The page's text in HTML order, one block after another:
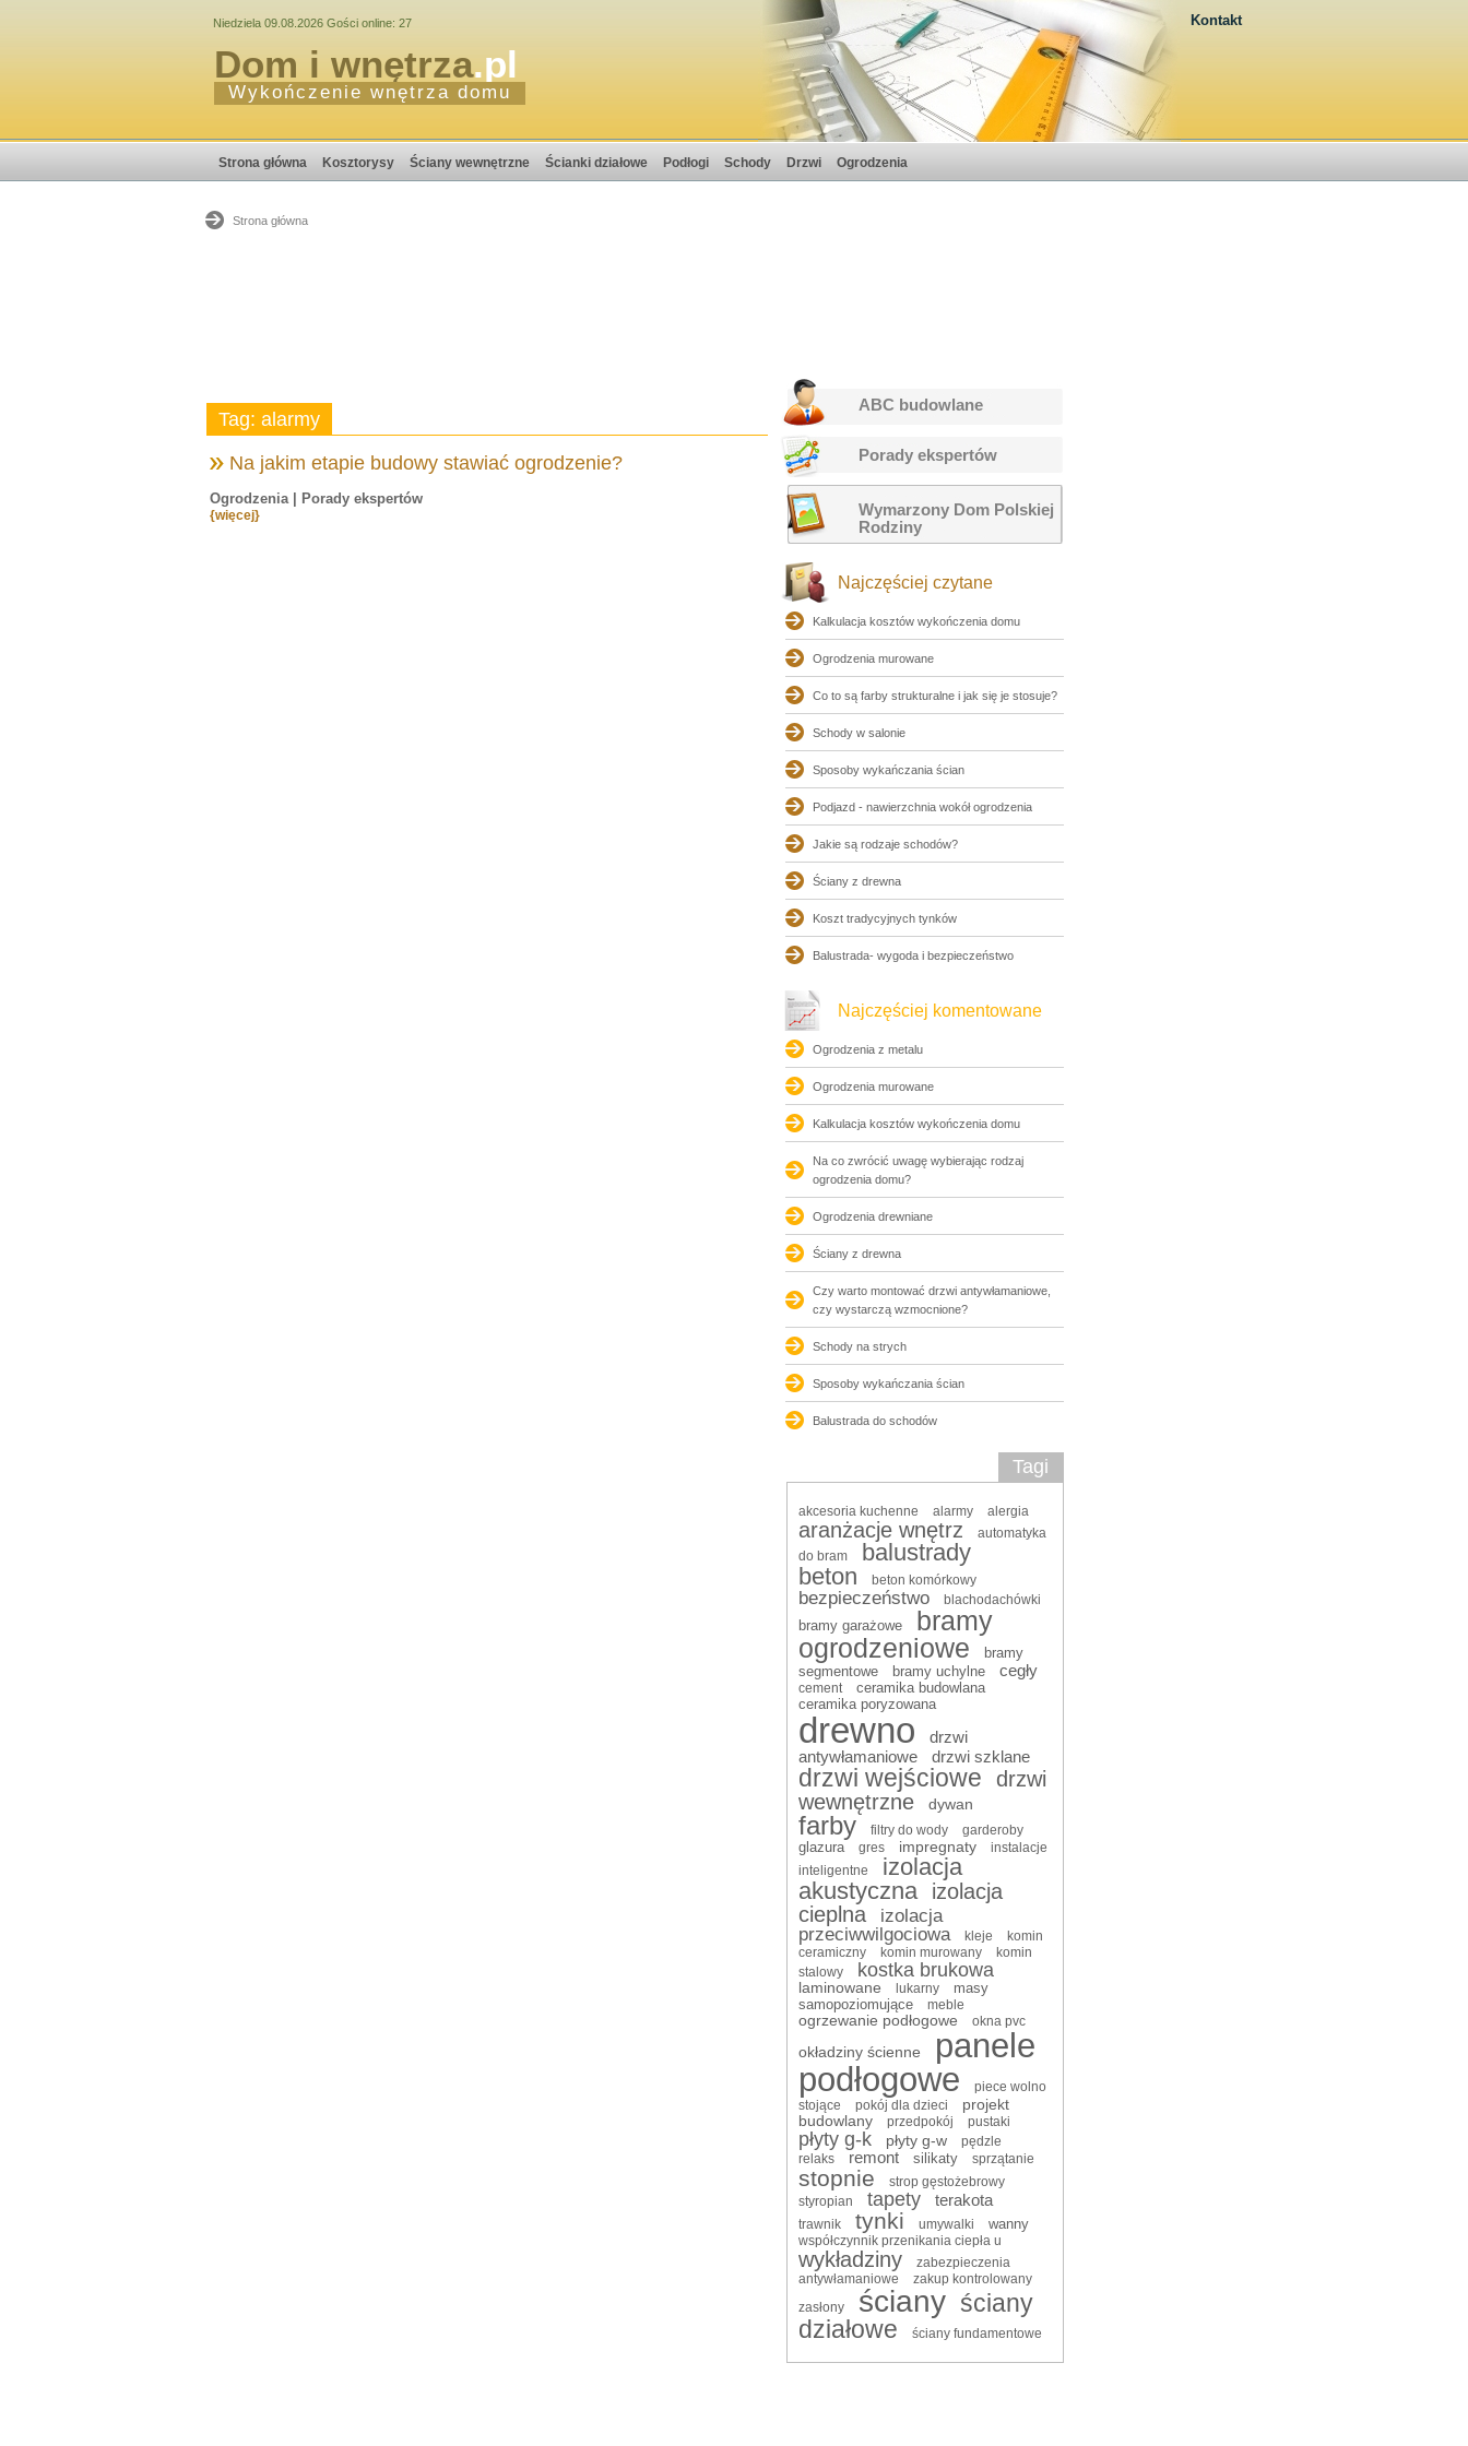
Niedziela 09.08.2026 Gości online: 27
Dom i wnętrza.pl
Wykończenie wnętrza domu
Kontakt
Strona główna Kosztorysy Ściany wewnętrzne Ścianki działowe Podłogi Schody Drzwi Ogrodzenia
Strona główna
Tag: alarmy
Na jakim etapie budowy stawiać ogrodzenie?
Ogrodzenia| Porady ekspertów
{więcej}
ABC budowlane
Porady ekspertów
Wymarzony Dom Polskiej
Rodziny
Najczęściej czytane
Kalkulacja kosztów wykończenia domu
Ogrodzenia murowane
Co to są farby strukturalne i jak się je stosuje?
Schody w salonie
Sposoby wykańczania ścian
Podjazd - nawierzchnia wokół ogrodzenia
Jakie są rodzaje schodów?
Ściany z drewna
Koszt tradycyjnych tynków
Balustrada- wygoda i bezpieczeństwo
Najczęściej komentowane
Ogrodzenia z metalu
Ogrodzenia murowane
Kalkulacja kosztów wykończenia domu
Na co zwrócić uwagę wybierając rodzaj
ogrodzenia domu?
Ogrodzenia drewniane
Ściany z drewna
Czy warto montować drzwi antywłamaniowe,
czy wystarczą wzmocnione?
Schody na strych
Sposoby wykańczania ścian
Balustrada do schodów
Tagi
akcesoria kuchenne alarmy alergia
aranżacje wnętrz
automatyka
do bram
balustrady
beton
beton komórkowy
bezpieczeństwo blachodachówki
bramy garażowe
bramy
ogrodzeniowe
bramy
segmentowe
bramy uchylne cegły
cement
ceramika budowlana
ceramika poryzowana
drewno
drzwi
antywłamaniowe
drzwi szklane
drzwi wejściowe
drzwi
wewnętrzne
dywan
farby filtry do wody garderoby
glazura gres impregnaty
instalacje
inteligentne
izolacja
akustyczna
izolacja
cieplna
izolacja
przeciwwilgociowa
kleje
komin
ceramiczny
komin murowany
komin
stalowy
kostka brukowa
laminowane lukarny
masy
samopoziomujące
meble
ogrzewanie podłogowe okna pvc
okładziny ścienne
panele
podłogowe
piece wolno
stojące
pokój dla dzieci
projekt
budowlany
przedpokój pustaki
płyty g-k płyty g-w
pędzle
relaks
remont silikaty sprzątanie
stopnie
strop gęstożebrowy
styropian
tapety terakota
trawnik tynki umywalki wanny
współczynnik przenikania ciepła u
wykładziny
zabezpieczenia
antywłamaniowe
zakup kontrolowany
zasłony
ściany ściany
działowe
ściany fundamentowe